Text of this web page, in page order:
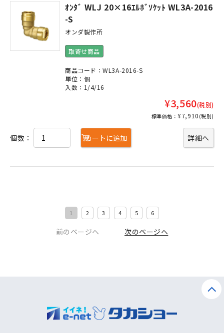
ｵﾝﾀﾞ WLJ 20×16ｴﾙﾎﾞｿｹｯﾄ WL3A-2016
-S
オンダ製作所
取寄せ商品
商品コード：WL3A-2016-S
単位：個
入数：1/4/16
¥3,560(税別)
標準価格：¥7,910 (税別)
詳細へ
個数： カートに追加
前のページヘ
1 2 3 4 5 6
次のページヘ